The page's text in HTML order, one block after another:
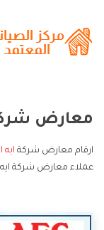
معارض
ارقام معارض شركة ايه
عملاء معارض شركة